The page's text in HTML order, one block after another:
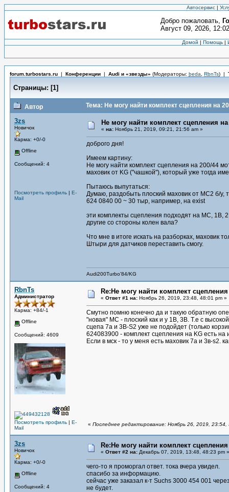
Автосервис |
Добро пожаловать,
Август 09, 2026,
Домой | Помощь |
forum.turbostars.ru | Конференции | Audi и «звезды» (Модераторы: beda RbnTs) |
Страницы: [1]
Автор Тема: Не могу найти комплект сцепления на
3zs
Новичок
Карма: +0/-0
Offline
Сообщений: 4
Посмотреть профиль | E-
Mail
Не могу найти комплект сцепления
« на: Ноябрь 21, 2019, 09:21, 21:56 am »
доброго дня!
Имеем картину:
Не могу найти комплект сцепления на 200/44
маховик от KG ("чашкой"), который уже тогда
Пытаюсь выпутаться:
Думаю, раздобыть плоский маховик от МС2 б/у,
624 0840 00 ~ 30 тыр, например, на exist
эти комплекты сцепления подходят на MC, 1B,
другие со стороны колен вала?
Что мне в итоге искать на разборках, маховик
Штыри для датчиков переставить смогу.
Audi200Turbo'84/KG
RbnTs
Администратор
Карма: +84/-1
Offline
Сообщений: 4609
Посмотреть профиль | E-
Mail
Re:Не могу найти комплект
« Ответ #1 на: Ноябрь 26, 2019, 23:48, 48:01 pm »
Смутно помню конечно да и такую обратную
"новая" МС - плоский как и у 1В, 3В. Т.е с
сцепа 7а и 3В-S2 уже не подойдет (только
624083900 - комплект сцепления на KG есть на
Если в мск - то у меня есть маховик 7а и 3в-s2.
« Последнее редактирование: Ноябрь 26, 2019, 23:54,
3zs
Новичок
Карма: +0/-0
Offline
Сообщений: 4
Re:Не могу найти комплект
« Ответ #2 на: Декабрь 07, 2019, 13:48, 48:23 pm »
чего-то я проморгал ответ. тока вчера увидел.
спасибо за информацию.
сейчас уже заказал к-т Suchs 3000 454 001
не будет.